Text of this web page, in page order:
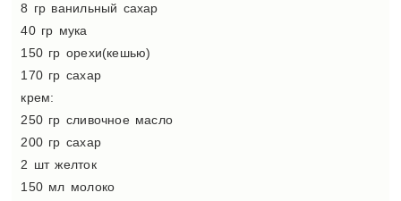
8 гр ванильный сахар
40 гр мука
150 гр орехи(кешью)
170 гр сахар
крем:
250 гр сливочное масло
200 гр сахар
2 шт желток
150 мл молоко